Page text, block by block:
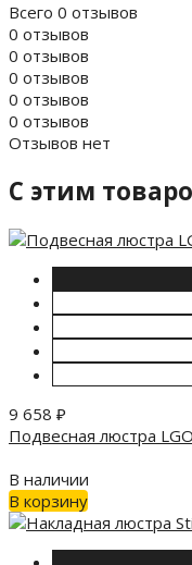
Всего 0 отзывов
0 отзывов
0 отзывов
0 отзывов
0 отзывов
0 отзывов
Отзывов нет
C этим
9 658 ₽
Подвесная люстра
В наличии
В корзину